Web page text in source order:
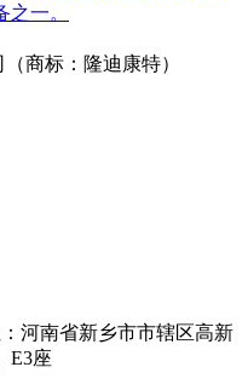
一。
商标：隆迪康特）
河南省新乡市市辖区高新
E3座